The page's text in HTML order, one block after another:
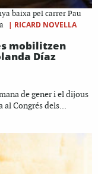
baixa pel carrer Pau
| RICARD NOVELLA
mobilitzen
Díaz
de gener i el dijous
Congrés dels...